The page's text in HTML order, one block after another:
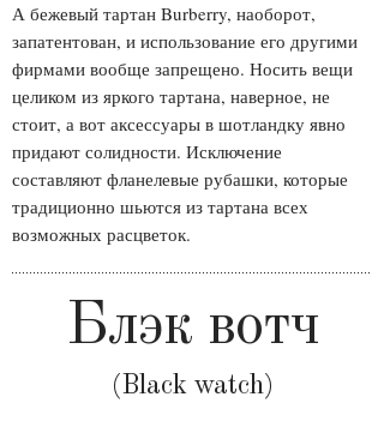
А бежевый тартан Burberry, наоборот,
запатентован, и использование его другими
фирмами вообще запрещено. Носить вещи
целиком из яркого тартана, наверное, не
стоит, а вот аксессуары в шотландку явно
придают солидности. Исключение
составляют фланелевые рубашки, которые
традиционно шьются из тартана всех
возможных расцветок.
Блэк вотч
(Black watch)